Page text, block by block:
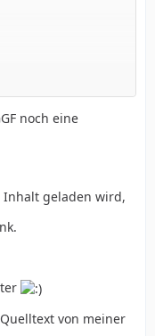
noch eine
geladen wird,
von meiner